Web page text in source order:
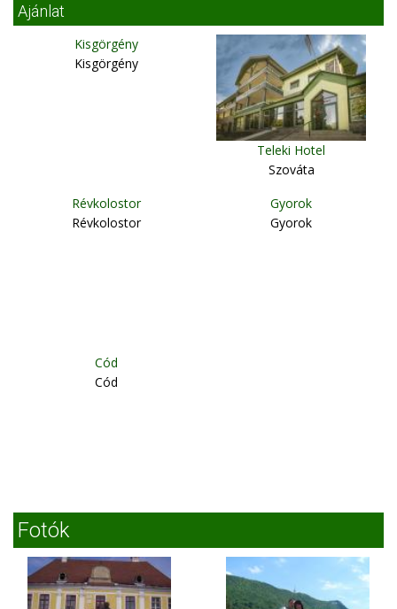
Ajánlat
Kisgörgény
Kisgörgény
Teleki Hotel
Szováta
Révkolostor
Révkolostor
Gyorok
Gyorok
Cód
Cód
Fotók